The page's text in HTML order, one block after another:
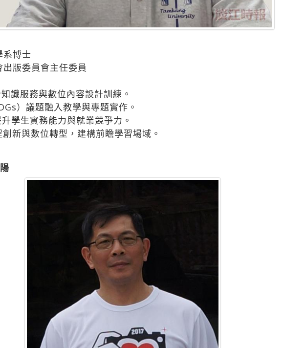
系博士
版委員會主任委員
識服務與數位內容設計訓練。
）議題融入教學與專題實作。
學生實務能力與就業競爭力。
新與數位轉型，建構前瞻學習場域。